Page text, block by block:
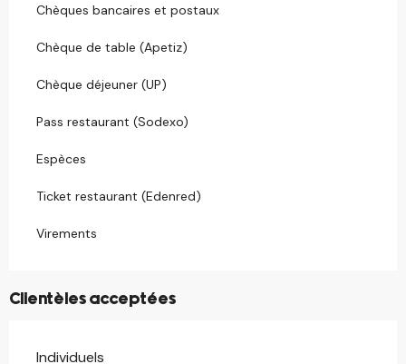
Chèques bancaires et postaux
Chèque de table (Apetiz)
Chèque déjeuner (UP)
Pass restaurant (Sodexo)
Espèces
Ticket restaurant (Edenred)
Virements
Clientèles acceptées
Individuels